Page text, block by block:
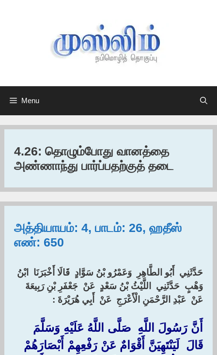
Menu
4.26: தொழும்போது வானத்தை
அண்ணாந்து பார்ப்பதற்குத் தடை
அத்தியாயம்: 4, பாடம்: 26, ஹதீஸ்
எண்: 650
حَدَّثَنِي ‏ ‏أَبُو الطَّاهِرِ ‏ ‏وَعَمْرُو بْنُ سَوَّادٍ ‏ ‏قَالَا أَخْبَرَنَا ‏ ‏ابْنُ
وَهْبٍ ‏ ‏حَدَّثَنِي ‏ ‏اللَّيْثُ بْنُ سَعْدٍ ‏ ‏عَنْ ‏ ‏جَعْفَرِ بْنِ رَبِيعَةَ ‏
‏عَنْ ‏ ‏عَبْدِ الرَّحْمَنِ الْأَعْرَجِ ‏ ‏عَنْ ‏ ‏أَبِي هُرَيْرَةَ :‏
أَنَّ رَسُولَ اللَّهِ ‏ ‏صَلَّى اللَّهُ عَلَيْهِ وَسَلَّمَ ‏
‏قَالَ ‏ ‏لَيَنْتَهِيَنَّ أَقْوَامٌ عَنْ رَفْعِهِمْ أَبْصَارَهُمْ